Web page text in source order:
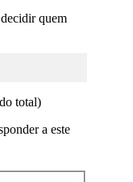
quem
total)
a este